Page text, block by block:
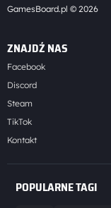
GamesBoard.pl © 2026
ZNAJDŹ NAS
Facebook
Discord
Steam
TikTok
Kontakt
POPULARNE TAGI